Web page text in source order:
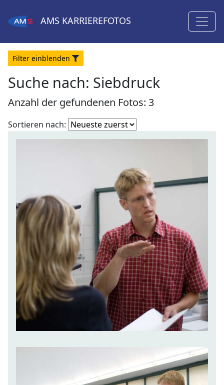
AMS KARRIEREFOTOS
Filter einblenden
Suche nach: Siebdruck
Anzahl der gefundenen Fotos: 3
Sortieren nach: